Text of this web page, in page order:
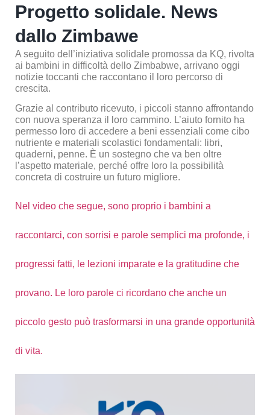
Progetto solidale. News
dallo Zimbawe
A seguito dell’iniziativa solidale promossa da KQ, rivolta
ai bambini in difficoltà dello Zimbabwe, arrivano oggi
notizie toccanti che raccontano il loro percorso di
crescita.
Grazie al contributo ricevuto, i piccoli stanno affrontando
con nuova speranza il loro cammino. L’aiuto fornito ha
permesso loro di accedere a beni essenziali come cibo
nutriente e materiali scolastici fondamentali: libri,
quaderni, penne. È un sostegno che va ben oltre
l’aspetto materiale, perché offre loro la possibilità
concreta di costruire un futuro migliore.
Nel video che segue, sono proprio i bambini a
raccontarci, con sorrisi e parole semplici ma profonde, i
progressi fatti, le lezioni imparate e la gratitudine che
provano. Le loro parole ci ricordano che anche un
piccolo gesto può trasformarsi in una grande opportunità
di vita.